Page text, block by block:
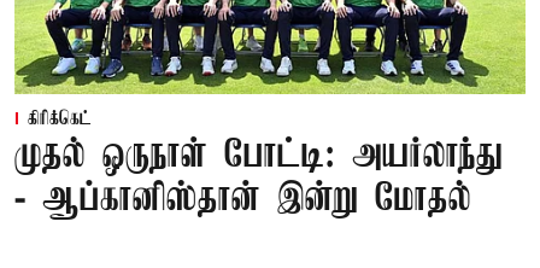
கிரிக்கெட்
முதல் ஒருநாள் போட்டி: அயர்லாந்து
- ஆப்கானிஸ்தான் இன்று மோதல்